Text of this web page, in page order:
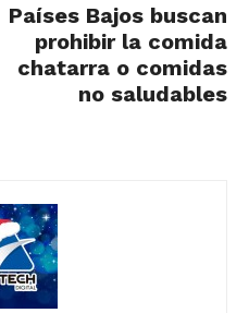
Países Bajos buscan
prohibir la comida
chatarra o comidas
no saludables